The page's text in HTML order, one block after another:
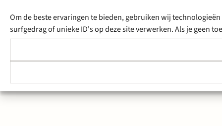
Om de beste ervaringen te bieden, gebruiken wij
surfgedrag of unieke ID's op deze site verwerken. Als je geen